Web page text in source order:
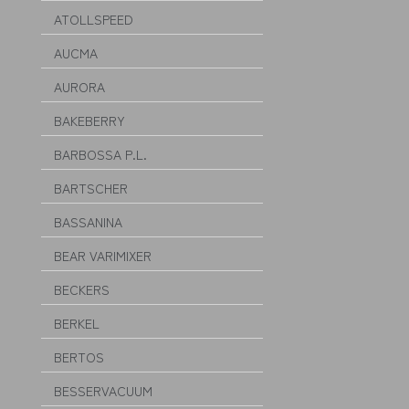
ATOLLSPEED
AUCMA
AURORA
BAKEBERRY
BARBOSSA P.L.
BARTSCHER
BASSANINA
BEAR VARIMIXER
BECKERS
BERKEL
BERTOS
BESSERVACUUM